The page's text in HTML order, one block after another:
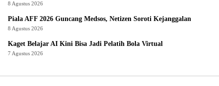
8 Agustus 2026
Piala AFF 2026 Guncang Medsos, Netizen Soroti Kejanggalan
8 Agustus 2026
Kaget Belajar AI Kini Bisa Jadi Pelatih Bola Virtual
7 Agustus 2026